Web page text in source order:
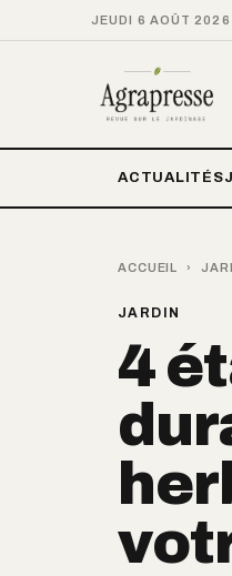
JEUDI 6 AOÛT 2026
ACTUALITÉS
ACCUEIL ›
JARDIN
4